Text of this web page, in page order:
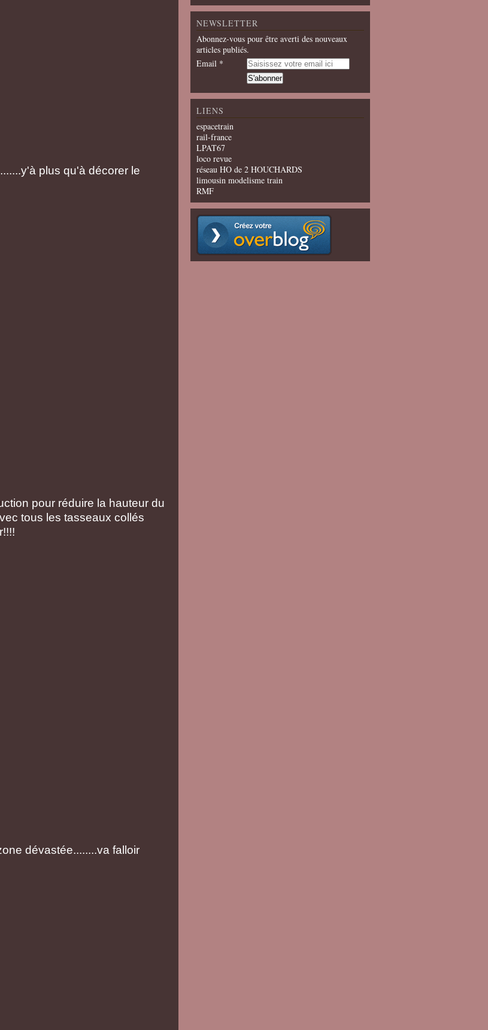
plus qu'à décorer le
pour réduire la hauteur du
tous les tasseaux collés
dévastée........va falloir
NEWSLETTER
Abonnez-vous pour être averti des nouveaux
articles publiés.
Email
LIENS
espacetrain
rail-france
LPAT67
loco revue
réseau HO de 2 HOUCHARDS
limousin modelisme train
RMF